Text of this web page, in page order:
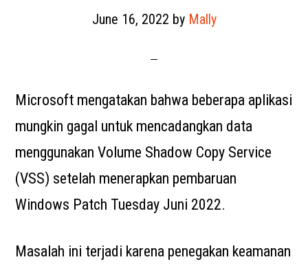
June 16, 2022 by Mally
Microsoft mengatakan bahwa beberapa aplikasi
mungkin gagal untuk mencadangkan data
menggunakan Volume Shadow Copy Service
(VSS) setelah menerapkan pembaruan
Windows Patch Tuesday Juni 2022.
Masalah ini terjadi karena penegakan keamanan